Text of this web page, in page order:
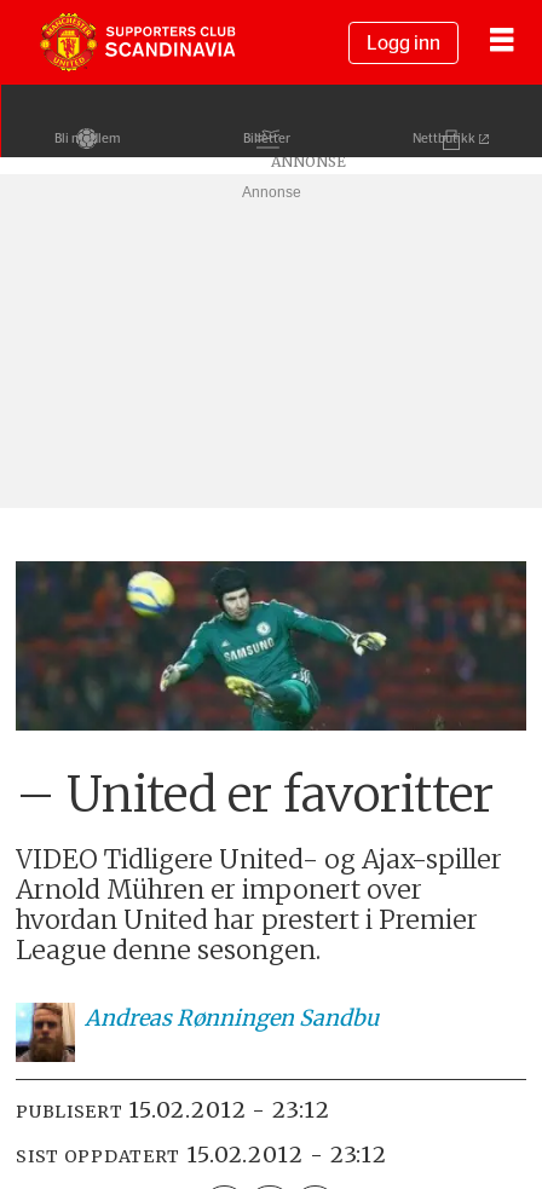
Logg inn
Bli medlem Billetter Nettbutikk
Annonse
– United er favoritter
VIDEO Tidligere United- og Ajax-spiller
Arnold Mühren er imponert over
hvordan United har prestert i Premier
League denne sesongen.
AndreasRønningen Sandbu
PUBLISERT 15.02.2012 - 23:12
SIST OPPDATERT 15.02.2012 - 23:12